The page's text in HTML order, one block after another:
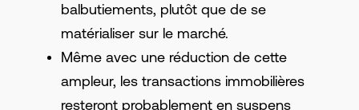
balbutiements, plutôt que de se
matérialiser sur le marché.
Même avec une réduction de cette
ampleur, les transactions immobilières
resteront probablement en suspens